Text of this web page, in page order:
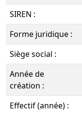
SIREN :
Forme juridique :
Siège social :
Année de
création :
Effectif (année) :